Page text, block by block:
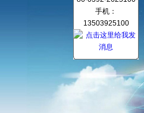
手机：
13503925100